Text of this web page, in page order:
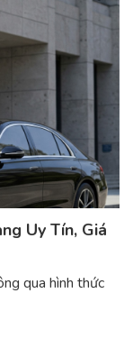
Uy Tín, Giá
qua hình thức